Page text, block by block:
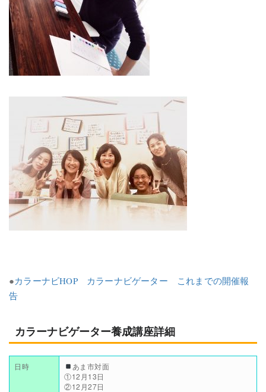
●カラーナビHOP カラーナビゲーター これまでの開催報
告
カラーナビゲーター養成講座詳細
日時
あま市対面
①12月13日
②12月27日